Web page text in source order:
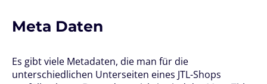
Meta Daten
Es gibt viele Metadaten, die man für die
unterschiedlichen Unterseiten eines JTL-Shops